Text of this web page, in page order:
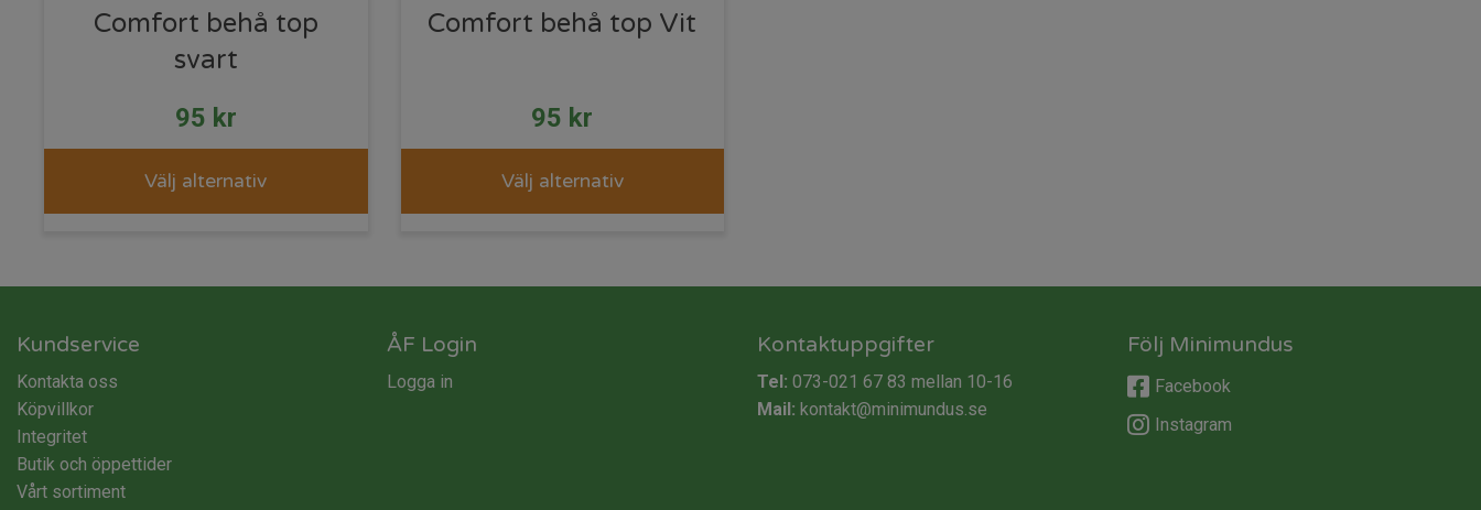
Comfort behå top
svart
95 kr
Välj alternativ
Comfort behå top Vit
95 kr
Välj alternativ
Kundservice
Kontakta oss
Köpvillkor
Integritet
Butik och öppettider
Vårt sortiment
ÅF Login
Logga in
Kontaktuppgifter
Tel: 073-021 67 83 mellan 10-16
Mail: kontakt@minimundus.se
Följ Minimundus
Facebook
Instagram